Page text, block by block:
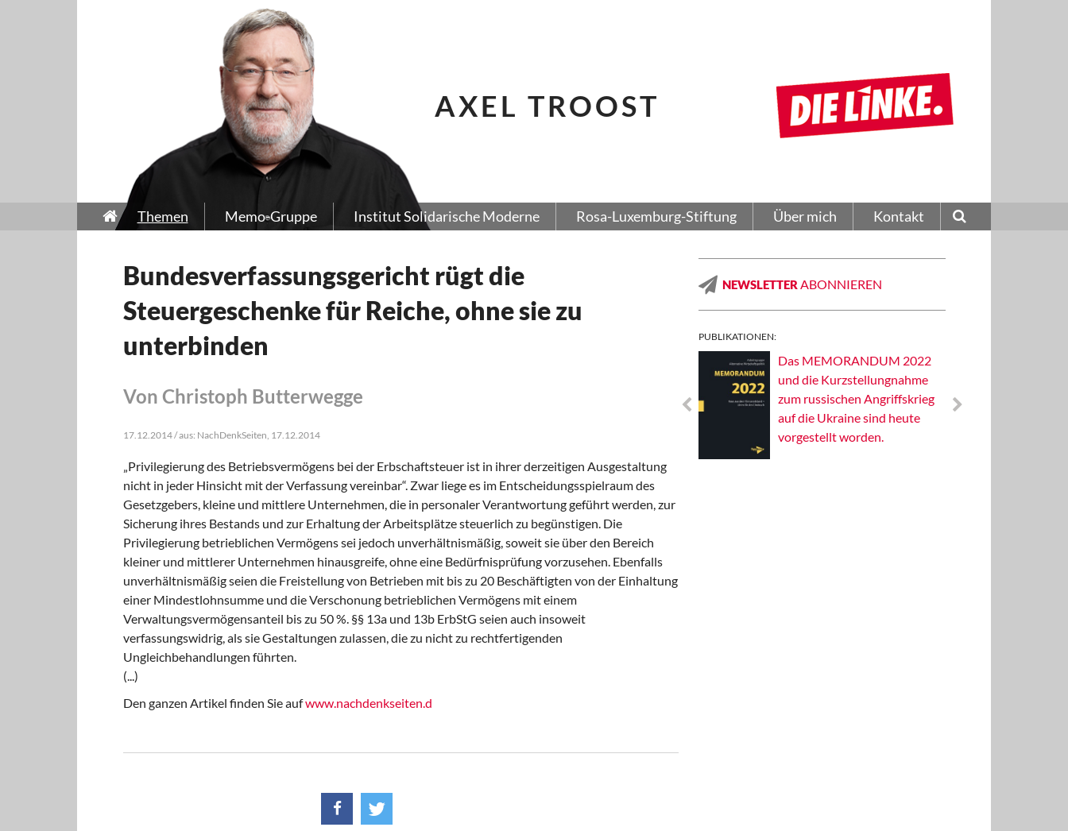
AXEL TROOST
Themen Memo-Gruppe Institut Solidarische Moderne Rosa-Luxemburg-Stiftung Über mich Kontakt
Bundesverfassungsgericht rügt die
Steuergeschenke für Reiche, ohne sie zu
unterbinden
Von Christoph Butterwegge
17.12.2014 / aus: NachDenkSeiten, 17.12.2014
„Privilegierung des Betriebsvermögens bei der Erbschaftsteuer ist in ihrer derzeitigen Ausgestaltung
nicht in jeder Hinsicht mit der Verfassung vereinbar“. Zwar liege es im Entscheidungsspielraum des
Gesetzgebers, kleine und mittlere Unternehmen, die in personaler Verantwortung geführt werden, zur
Sicherung ihres Bestands und zur Erhaltung der Arbeitsplätze steuerlich zu begünstigen. Die
Privilegierung betrieblichen Vermögens sei jedoch unverhältnismäßig, soweit sie über den Bereich
kleiner und mittlerer Unternehmen hinausgreife, ohne eine Bedürfnisprüfung vorzusehen. Ebenfalls
unverhältnismäßig seien die Freistellung von Betrieben mit bis zu 20 Beschäftigten von der Einhaltung
einer Mindestlohnsumme und die Verschonung betrieblichen Vermögens mit einem
Verwaltungsvermögensanteil bis zu 50 %. §§ 13a und 13b ErbStG seien auch insoweit
verfassungswidrig, als sie Gestaltungen zulassen, die zu nicht zu rechtfertigenden
Ungleichbehandlungen führten.
(...)
Den ganzen Artikel finden Sie aufwww.nachdenkseiten.d
NEWSLETTER ABONNIEREN
PUBLIKATIONEN:
Das MEMORANDUM 2022
und die Kurzstellungnahme
zum russischen Angriffskrieg
auf die Ukraine sind heute
vorgestellt worden.